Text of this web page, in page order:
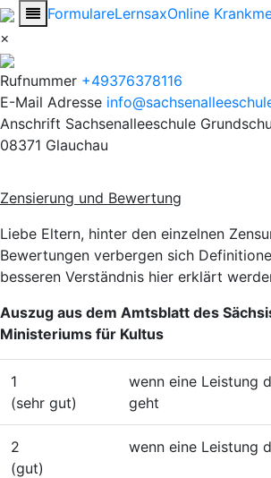
FormulareLernsaxOnline
×
Rufnummer +49376378116
E-Mail Adresse
Anschrift Sachsenalleeschule
08371 Glauchau
Zensierung und Bewertung
Liebe Eltern, hinter den einzelnen
Bewertungen verbergen sich
besseren Verständnis hier erklärt
Auszug aus dem Amtsblatt des
Ministeriums für Kultus
1
(sehr gut)
wenn eine Leistung
geht
2
(gut)
wenn eine Leistung